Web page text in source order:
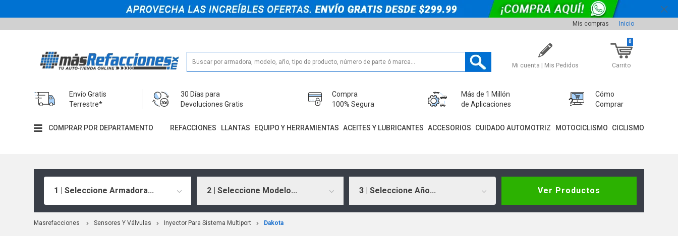
Mis compras Inicio
Mi cuenta | Mis Pedidos Carrito
0
Envío Gratis
Terrestre*
30 Días para
Devoluciones Gratis
Compra
100% Segura
Más de 1 Millón
de Aplicaciones
Cómo
Comprar
COMPRAR POR DEPARTAMENTO REFACCIONES LLANTAS EQUIPO Y HERRAMIENTAS ACEITES Y LUBRICANTES ACCESORIOS CUIDADO AUTOMOTRIZ MOTOCICLISMO CICLISMO
1 | Seleccione Armadora... 2 | Seleccione Modelo... 3 | Seleccione Año... Ver Productos
Masrefacciones Sensores Y Válvulas Inyector Para Sistema Multiport Dakota